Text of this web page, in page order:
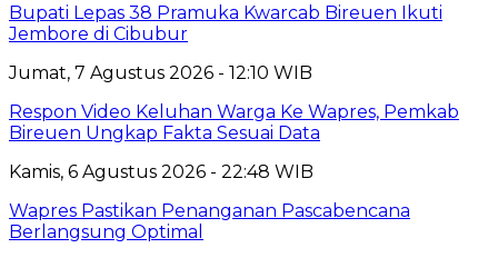
Bupati Lepas 38 Pramuka Kwarcab Bireuen Ikuti
Jembore di Cibubur
Jumat, 7 Agustus 2026 - 12:10 WIB
Respon Video Keluhan Warga Ke Wapres, Pemkab
Bireuen Ungkap Fakta Sesuai Data
Kamis, 6 Agustus 2026 - 22:48 WIB
Wapres Pastikan Penanganan Pascabencana
Berlangsung Optimal